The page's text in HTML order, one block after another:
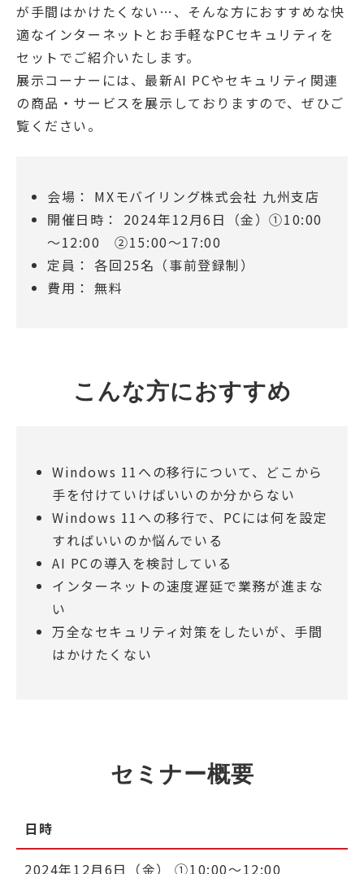
が手間はかけたくない…、そんな方におすすめな快
適なインターネットとお手軽なPCセキュリティを
セットでご紹介いたします。
展示コーナーには、最新AI PCやセキュリティ関連
の商品・サービスを展示しておりますので、ぜひご
覧ください。
会場： MXモバイリング株式会社 九州支店
開催日時： 2024年12月6日（金）①10:00
～12:00 ②15:00～17:00
定員： 各回25名（事前登録制）
費用： 無料
こんな方におすすめ
Windows 11への移行について、どこから
手を付けていけばいいのか分からない
Windows 11への移行で、PCには何を設定
すればいいのか悩んでいる
AI PCの導入を検討している
インターネットの速度遅延で業務が進まな
い
万全なセキュリティ対策をしたいが、手間
はかけたくない
セミナー概要
日時
2024年12月6日（金） ①10:00～12:00